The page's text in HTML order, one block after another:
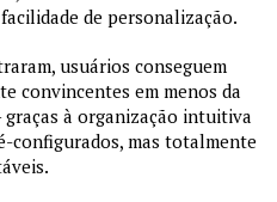
de personalização.
usuários conseguem
convincentes em menos da
à organização intuitiva
configurados, mas totalmente